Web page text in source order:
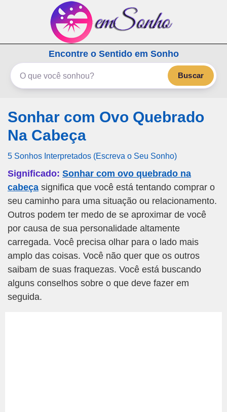
emSonho.com
Os sonhos significam mais
Encontre o Sentido em Sonho
Buscar
Sonhar com Ovo Quebrado
Na Cabeça
5 Sonhos Interpretados (Escreva o Seu Sonho)
Significado: Sonhar com ovo quebrado na
cabeça significa que você está tentando comprar o
seu caminho para uma situação ou relacionamento.
Outros podem ter medo de se aproximar de você
por causa de sua personalidade altamente
carregada. Você precisa olhar para o lado mais
amplo das coisas. Você não quer que os outros
saibam de suas fraquezas. Você está buscando
alguns conselhos sobre o que deve fazer em
seguida.